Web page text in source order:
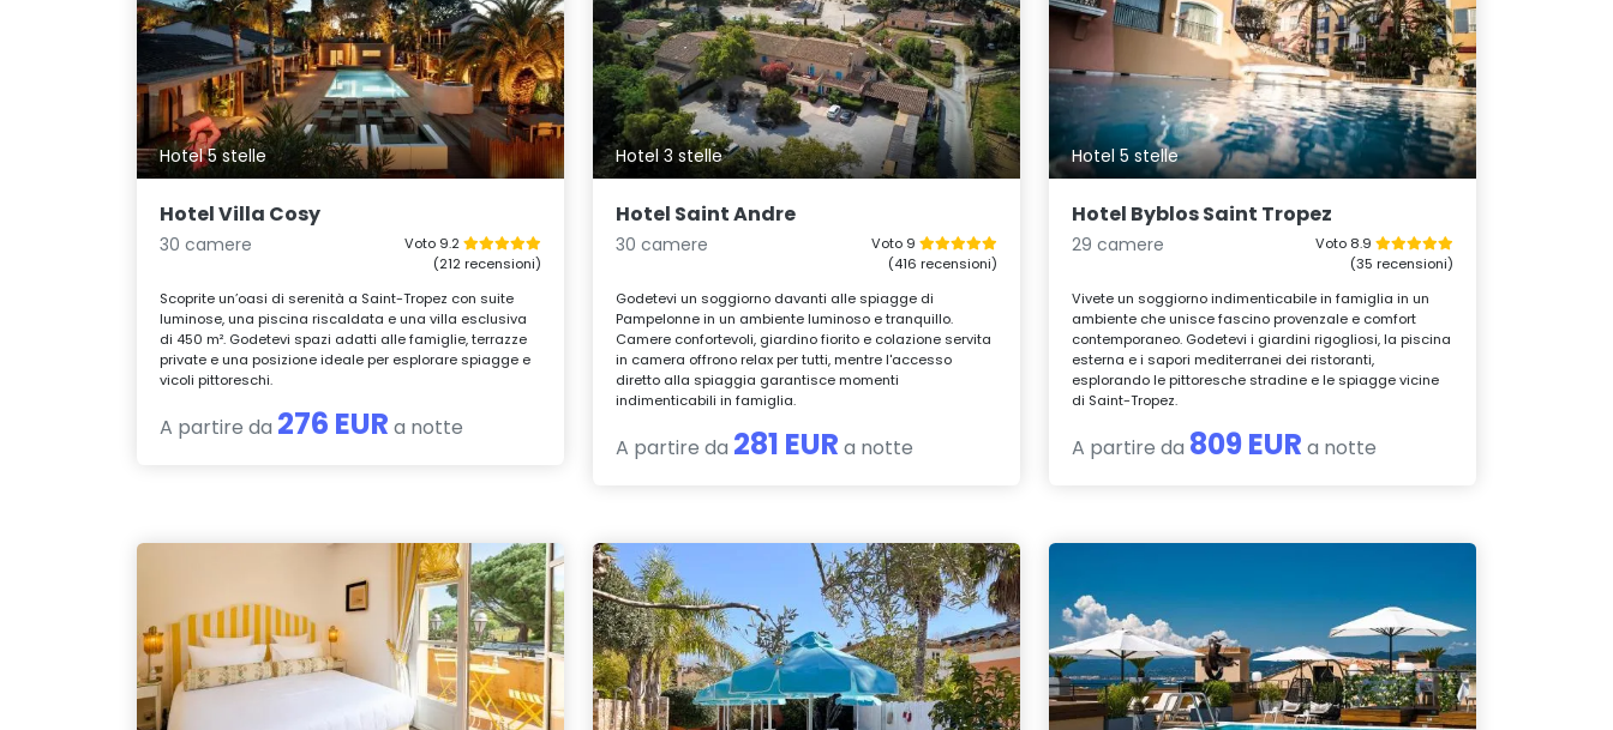
Hotel 5 stelle
Hotel Villa Cosy
30 camere
Voto 9.2
(212 recensioni)
Scoprite un’oasi di serenità a Saint-Tropez con suite
luminose, una piscina riscaldata e una villa esclusiva
di 450 m². Godetevi spazi adatti alle famiglie, terrazze
private e una posizione ideale per esplorare spiagge e
vicoli pittoreschi.
A partire da 276 EUR a notte
Hotel 3 stelle
Hotel Saint Andre
30 camere
Voto 9
(416 recensioni)
Godetevi un soggiorno davanti alle spiagge di
Pampelonne in un ambiente luminoso e tranquillo.
Camere confortevoli, giardino fiorito e colazione servita
in camera offrono relax per tutti, mentre l'accesso
diretto alla spiaggia garantisce momenti
indimenticabili in famiglia.
A partire da 281 EUR a notte
Hotel 5 stelle
Hotel Byblos Saint Tropez
29 camere
Voto 8.9
(35 recensioni)
Vivete un soggiorno indimenticabile in famiglia in un
ambiente che unisce fascino provenzale e comfort
contemporaneo. Godetevi i giardini rigogliosi, la piscina
esterna e i sapori mediterranei dei ristoranti,
esplorando le pittoresche stradine e le spiagge vicine
di Saint-Tropez.
A partire da 809 EUR a notte